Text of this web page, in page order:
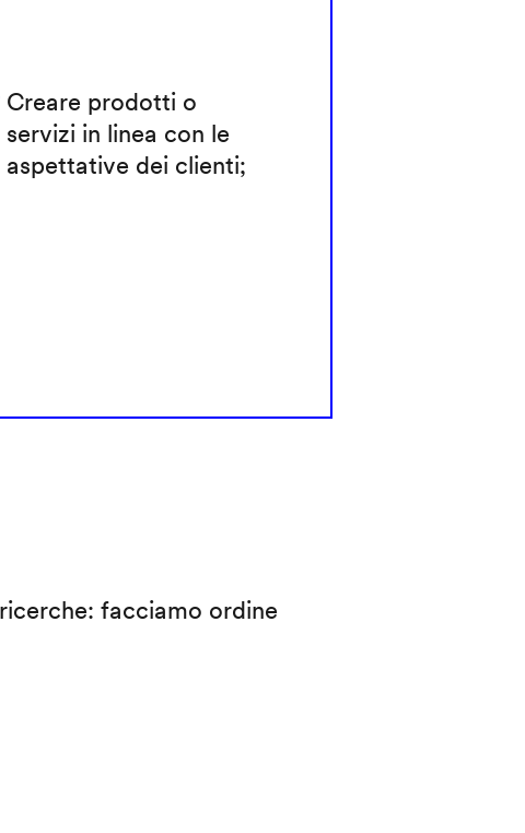
Creare prodotti o
servizi in linea con le
aspettative dei clienti;
facciamo ordine